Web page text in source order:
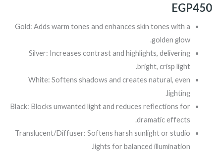
EGP450
Gold: Adds warm tones and enhances skin tones with a
golden glow.
Silver: Increases contrast and highlights, delivering
bright, crisp light.
White: Softens shadows and creates natural, even
lighting.
Black: Blocks unwanted light and reduces reflections for
dramatic effects.
Translucent/Diffuser: Softens harsh sunlight or studio
lights for balanced illumination.